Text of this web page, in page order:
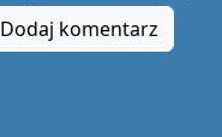
Dodaj komentarz